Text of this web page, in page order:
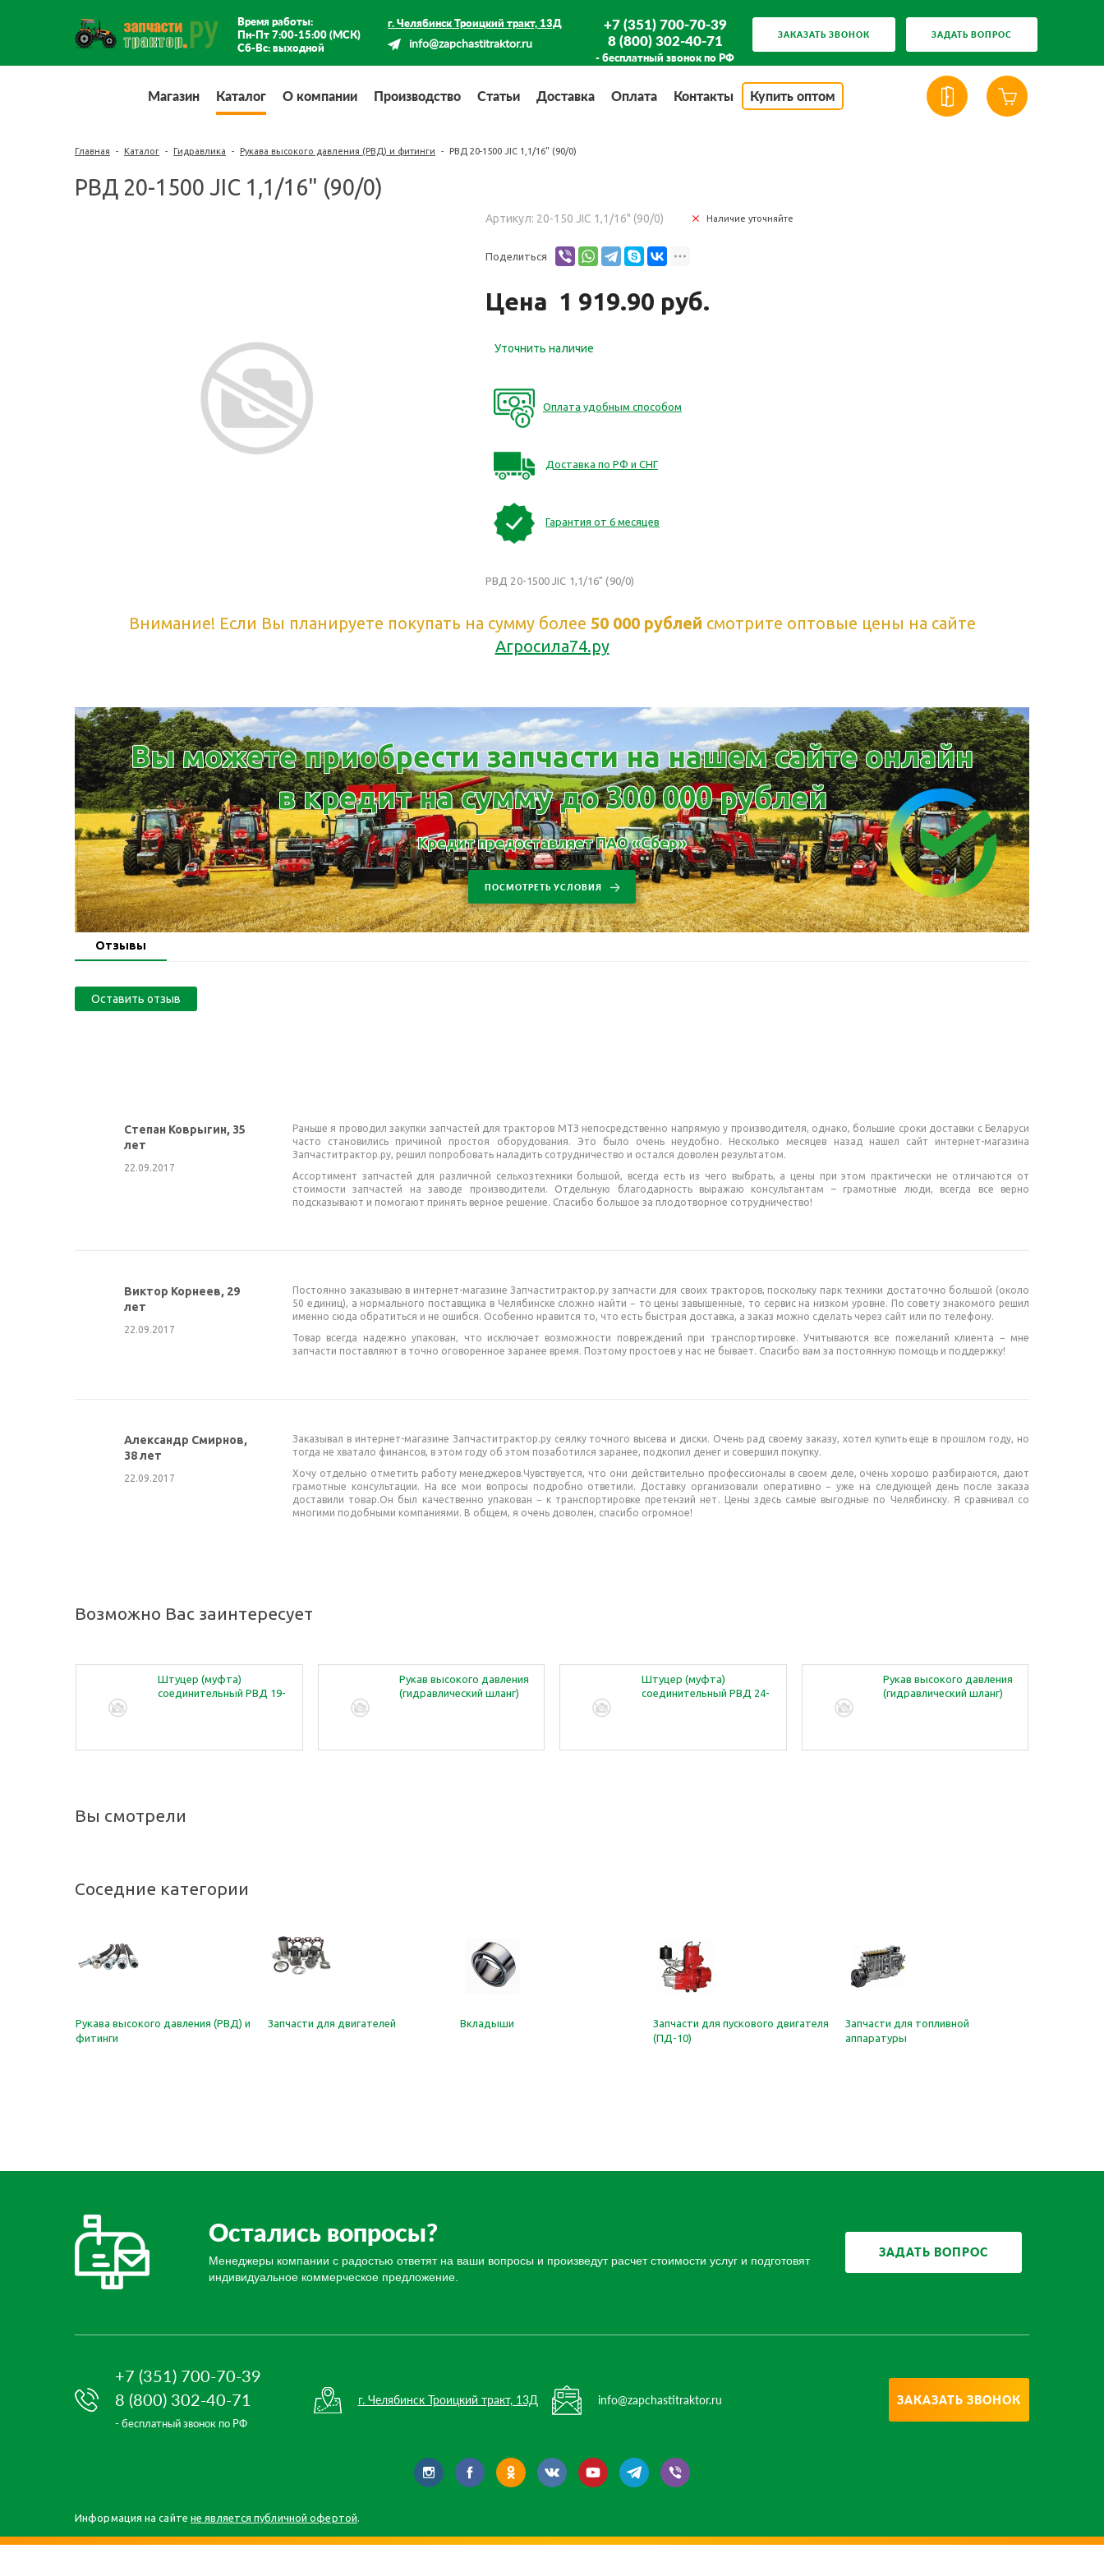
Время работы:
Пн-Пт 7:00-15:00 (МСК)
Сб-Вс: выходной
г. Челябинск Троицкий тракт, 13Д
info@zapchastitraktor.ru
+7 (351) 700-70-39
8 (800) 302-40-71
- бесплатный звонок по РФ
ЗАКАЗАТЬ ЗВОНОК ЗАДАТЬ ВОПРОС
Магазин Каталог О компании Производство Статьи Доставка Оплата Контакты Купить оптом
Главная - Каталог - Гидравлика - Рукава высокого давления (РВД) и фитинги - РВД 20-1500 JIC 1,1/16" (90/0)
РВД 20-1500 JIC 1,1/16" (90/0)
Артикул: 20-150 JIC 1,1/16" (90/0) Наличие уточняйте
Поделиться
Цена 1 919.90 руб.
Уточнить наличие
Оплата удобным способом
Доставка по РФ и СНГ
Гарантия от 6 месяцев
РВД 20-1500 JIC 1,1/16" (90/0)
Внимание! Если Вы планируете покупать на сумму более 50 000 рублей смотрите оптовые цены на сайте
Агросила74.ру
Вы можете приобрести запчасти на нашем сайте онлайн
в кредит на сумму до 300 000 рублей
Кредит предоставляет ПАО «Сбер»
ПОСМОТРЕТЬ УСЛОВИЯ
Отзывы
Оставить отзыв
Степан Коврыгин, 35
лет
22.09.2017
Раньше я проводил закупки запчастей для тракторов МТЗ непосредственно напрямую у производителя, однако, большие сроки доставки с Беларуси
часто становились причиной простоя оборудования. Это было очень неудобно. Несколько месяцев назад нашел сайт интернет-магазина
Запчаститрактор.ру, решил попробовать наладить сотрудничество и остался доволен результатом.
Ассортимент запчастей для различной сельхозтехники большой, всегда есть из чего выбрать, а цены при этом практически не отличаются от
стоимости запчастей на заводе производители. Отдельную благодарность выражаю консультантам – грамотные люди, всегда все верно
подсказывают и помогают принять верное решение. Спасибо большое за плодотворное сотрудничество!
Виктор Корнеев, 29
лет
22.09.2017
Постоянно заказываю в интернет-магазине Запчаститрактор.ру запчасти для своих тракторов, поскольку парк техники достаточно большой (около
50 единиц), а нормального поставщика в Челябинске сложно найти − то цены завышенные, то сервис на низком уровне. По совету знакомого решил
именно сюда обратиться и не ошибся. Особенно нравится то, что есть быстрая доставка, а заказ можно сделать через сайт или по телефону.
Товар всегда надежно упакован, что исключает возможности повреждений при транспортировке. Учитываются все пожеланий клиента − мне
запчасти поставляют в точно оговоренное заранее время. Поэтому простоев у нас не бывает. Спасибо вам за постоянную помощь и поддержку!
Александр Смирнов,
38 лет
22.09.2017
Заказывал в интернет-магазине Запчаститрактор.ру сеялку точного высева и диски. Очень рад своему заказу, хотел купить еще в прошлом году, но
тогда не хватало финансов, в этом году об этом позаботился заранее, подкопил денег и совершил покупку.
Хочу отдельно отметить работу менеджеров.Чувствуется, что они действительно профессионалы в своем деле, очень хорошо разбираются, дают
грамотные консультации. На все мои вопросы подробно ответили. Доставку организовали оперативно − уже на следующей день после заказа
доставили товар.Он был качественно упакован − к транспортировке претензий нет. Цены здесь самые выгодные по Челябинску. Я сравнивал со
многими подобными компаниями. В общем, я очень доволен, спасибо огромное!
Возможно Вас заинтересует
Штуцер (муфта)
соединительный РВД 19-
Рукав высокого давления
(гидравлический шланг)
Штуцер (муфта)
соединительный РВД 24-
Рукав высокого давления
(гидравлический шланг)
Вы смотрели
Соседние категории
Рукава высокого давления (РВД) и
фитинги
Запчасти для двигателей Вкладыши
Запчасти для пускового двигателя
(ПД-10)
Запчасти для топливной
аппаратуры
Остались вопросы?
Менеджеры компании с радостью ответят на ваши вопросы и произведут расчет стоимости услуг и подготовят
индивидуальное коммерческое предложение.
ЗАДАТЬ ВОПРОС
+7 (351) 700-70-39
8 (800) 302-40-71
- бесплатный звонок по РФ
г. Челябинск Троицкий тракт, 13Д info@zapchastitraktor.ru ЗАКАЗАТЬ ЗВОНОК
Информация на сайте не является публичной офертой.